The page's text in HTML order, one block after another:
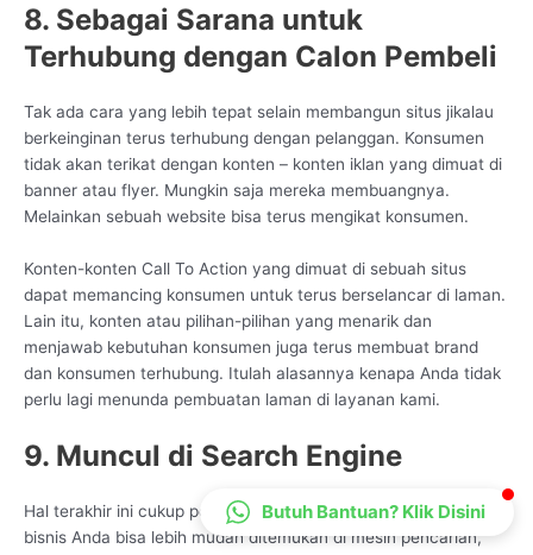
8. Sebagai Sarana untuk
Terhubung dengan Calon Pembeli
Tak ada cara yang lebih tepat selain membangun situs jikalau
berkeinginan terus terhubung dengan pelanggan. Konsumen
tidak akan terikat dengan konten – konten iklan yang dimuat di
banner atau flyer. Mungkin saja mereka membuangnya.
Melainkan sebuah website bisa terus mengikat konsumen.
Konten-konten Call To Action yang dimuat di sebuah situs
dapat memancing konsumen untuk terus berselancar di laman.
Lain itu, konten atau pilihan-pilihan yang menarik dan
menjawab kebutuhan konsumen juga terus membuat brand
dan konsumen terhubung. Itulah alasannya kenapa Anda tidak
perlu lagi menunda pembuatan laman di layanan kami.
9. Muncul di Search Engine
Hal terakhir ini cukup penting karena dengan adanya situs web,
bisnis Anda bisa lebih mudah ditemukan di mesin pencarian,
CS Lenteraweb
Butuh Bantuan? Klik Disini